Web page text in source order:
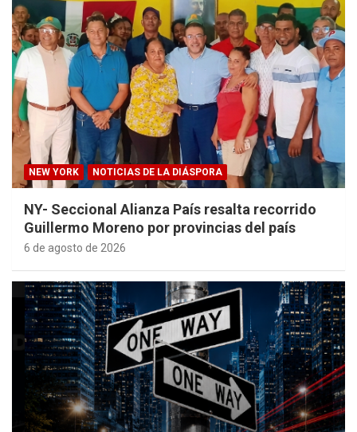
NEW YORK NOTICIAS DE LA DIÁSPORA
NY- Seccional Alianza País resalta recorrido
Guillermo Moreno por provincias del país
6 de agosto de 2026